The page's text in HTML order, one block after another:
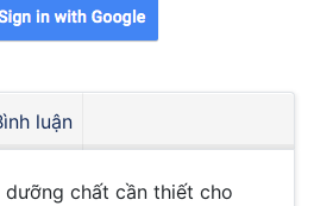
luận
dưỡng chất cần thiết cho